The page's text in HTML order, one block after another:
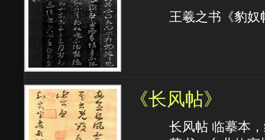
王羲之书《豹奴
《长风帖》
长风帖 临摹本